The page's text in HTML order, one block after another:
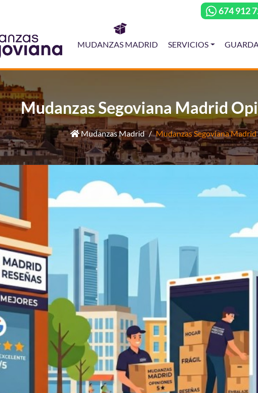
674 912
MUDANZAS MADRID SERVICIOS
Mudanzas Segoviana Madrid
Mudanzas Madrid Mudanzas Segoviana